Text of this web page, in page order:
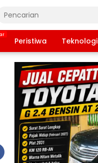
Peristiwa Teknologi